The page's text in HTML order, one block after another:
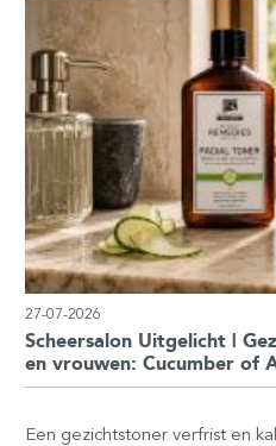
27-07-2026
Scheersalon Uitgelicht |
en vrouwen: Cucumber of
Een gezichtstoner verfrist en